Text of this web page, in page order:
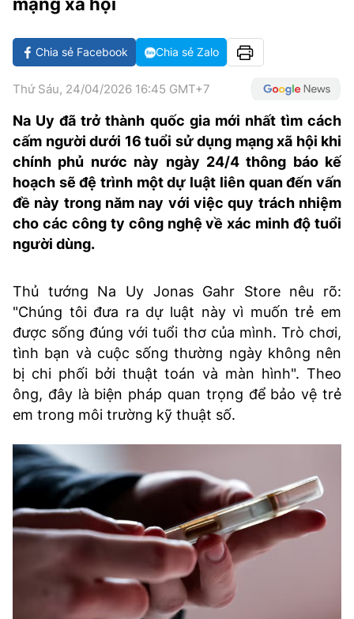
GOLF
CÁC CÚP CHÂU ÂU
BẢNG XẾP HẠNG
VĂN HÓA
DIỄN ĐÀN
NHỊP ĐẬP SỨC KHỎE
VIẾT LẠI ƯỚC MƠ
GIẢI TRÍ
KBIZ
ĐIỂM ĐẾN
ẢNH
ẨM THỰC
HIGHTECH
TIÊU ĐIỂM - SPOTLIGHT
BẠN CẦN BIẾT
INFOGRAPHIC
BÁO GIẤY
TRA CỨU PHƯỜNG XÃ
CỐNG HIẾN
TIỆN ÍCH
LIÊN HỆ QUẢNG CÁO
Hotline: 0981.119.189
Điện thoại: 024.38254756
Chia sẻ Facebook Chia sẻ Zalo
Thứ Sáu, 24/04/2026 16:45 GMT+7
Na Uy đã trở thành quốc gia mới nhất tìm cách
cấm người dưới 16 tuổi sử dụng mạng xã hội khi
chính phủ nước này ngày 24/4 thông báo kế
hoạch sẽ đệ trình một dự luật liên quan đến vấn
đề này trong năm nay với việc quy trách nhiệm
cho các công ty công nghệ về xác minh độ tuổi
người dùng.
Thủ tướng Na Uy Jonas Gahr Store nêu rõ:
"Chúng tôi đưa ra dự luật này vì muốn trẻ em
được sống đúng với tuổi thơ của mình. Trò chơi,
tình bạn và cuộc sống thường ngày không nên
bị chi phối bởi thuật toán và màn hình". Theo
ông, đây là biện pháp quan trọng để bảo vệ trẻ
em trong môi trường kỹ thuật số.